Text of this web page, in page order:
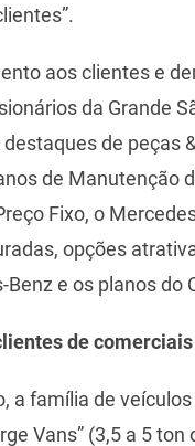
aos clientes e
da Grande
de peças
de Manutenção
Fixo, o
opções
e os planos do
de
a família de
Vans” (3,5 a 5